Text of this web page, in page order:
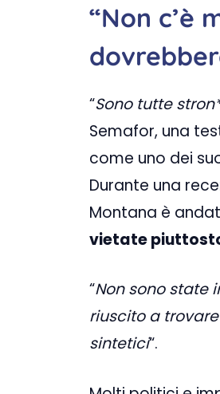
“Non c’è
“Sono tutte
Semafor, una
come uno dei
Durante una
Montana è
vietate
“Non sono state
riuscito a
sintetici“.